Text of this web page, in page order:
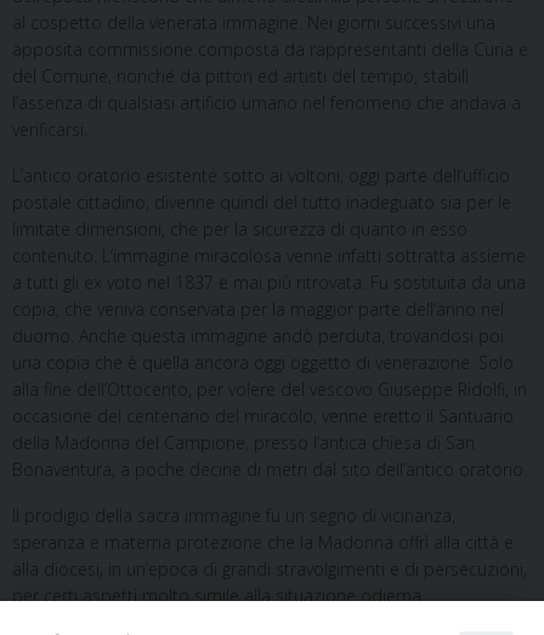
al cospetto della venerata immagine. Nei giorni successivi una
apposita commissione composta da rappresentanti della Curia e
del Comune, nonché da pittori ed artisti del tempo, stabilì
l’assenza di qualsiasi artificio umano nel fenomeno che andava a
verificarsi.
L’antico oratorio esistente sotto ai voltoni, oggi parte dell’ufficio
postale cittadino, divenne quindi del tutto inadeguato sia per le
limitate dimensioni, che per la sicurezza di quanto in esso
contenuto. L’immagine miracolosa venne infatti sottratta assieme
a tutti gli ex voto nel 1837 e mai più ritrovata. Fu sostituita da una
copia, che veniva conservata per la maggior parte dell’anno nel
duomo. Anche questa immagine andò perduta, trovandosi poi
una copia che è quella ancora oggi oggetto di venerazione. Solo
alla fine dell’Ottocento, per volere del vescovo Giuseppe Ridolfi, in
occasione del centenario del miracolo, venne eretto il Santuario
della Madonna del
Campione
, presso l’antica chiesa di San
Bonaventura, a poche decine di metri dal sito dell’antico oratorio.
Il prodigio della sacra immagine fu un segno di vicinanza,
speranza e materna protezione che la Madonna offrì alla città e
alla diocesi, in un’epoca di grandi stravolgimenti e di persecuzioni,
per certi aspetti molto simile alla situazione odierna.